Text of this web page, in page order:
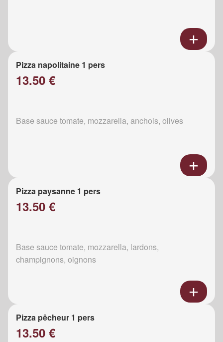
Pizza napolitaine 1 pers
13.50 €
Base sauce tomate, mozzarella, anchois, olives
Pizza paysanne 1 pers
13.50 €
Base sauce tomate, mozzarella, lardons,
champignons, oignons
Pizza pêcheur 1 pers
13.50 €